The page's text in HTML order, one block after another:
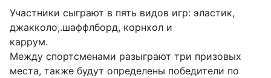
Участники сыграют в пять видов игр: эластик,
джакколо,.шаффлборд, корнхол и
каррум.
Между спортсменами разыграют три призовых
места, также будут определены победители по